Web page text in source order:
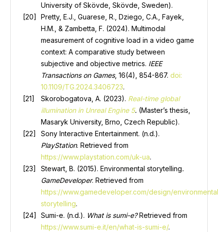
University of Skövde , Skövde, Sweden).
Pretty, E.J., Guarese, R., Dziego, C.A., Fayek,
H.M., & Zambetta, F. (2024). Multimodal
measurement of cognitive load in a video game
context: A comparative study between
subjective and objective metrics. IEEE
Transactions on Games, 16(4), 854-867. doi:
10.1109/TG.2024.3406723.
Skorobogatova, A. (2023). Real-time global
illumination in Unreal Engine 5. (Master’s thesis,
Masaryk University, Brno, Czech Republic).
Sony Interactive Entertainment. (n.d.).
PlayStation. Retrieved from
https://www.playstation.com/uk-ua.
Stewart, B. (2015). Environmental storytelling.
GameDeveloper. Retrieved from
https://www.gamedeveloper.com/design/
storytelling.
Sumi-e. (n.d.). What is sumi-e?Retrieved from
https://www.sumi-e.it/en/what-is-sumi-e/.